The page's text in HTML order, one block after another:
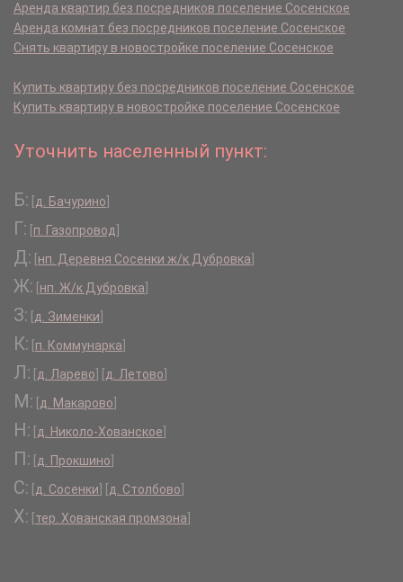
Аренда квартир без посредников поселение Сосенское
Аренда комнат без посредников поселение Сосенское
Снять квартиру в новостройке поселение Сосенское
Купить квартиру без посредников поселение Сосенское
Купить квартиру в новостройке поселение Сосенское
Уточнить населенный пункт:
Б: д. Бачурино
Г: п. Газопровод
Д: нп. Деревня Сосенки ж/к Дубровка
Ж: нп. Ж/к Дубровка
З: д. Зименки
К: п. Коммунарка
Л: д. Ларево д. Летово
М: д. Макарово
Н: д. Николо-Хованское
П: д. Прокшино
С: д. Сосенки д. Столбово
Х: тер. Хованская промзона